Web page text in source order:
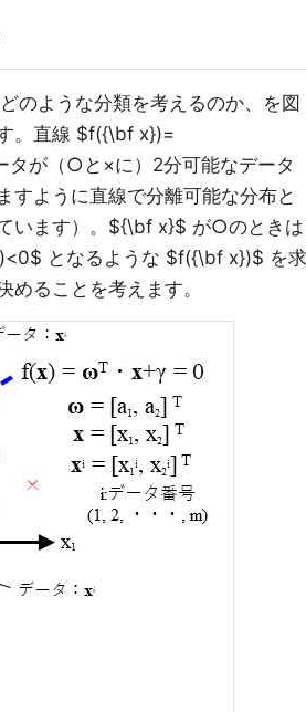
のような分類を考えるのか、を図
。直線 $f({\bf x})=
が（○と×に）2分可能なデータ
すように直線で分離可能な分布と
います）。${\bf x}$ が○のときは
となるような $f({\bf x})$ を求
ることを考えます。